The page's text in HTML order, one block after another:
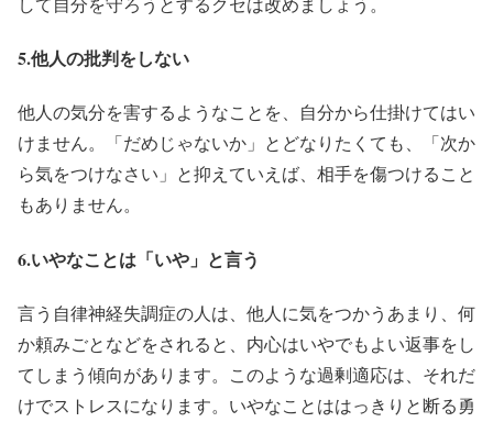
5.他人の批判をしない
他人の気分を害するようなことを、自分から仕掛けてはい
けません。「だめじゃないか」とどなりたくても、「次か
ら気をつけなさい」と抑えていえば、相手を傷つけること
もありません。
6.いやなことは「いや」と言う
言う自律神経失調症の人は、他人に気をつかうあまり、何
か頼みごとなどをされると、内心はいやでもよい返事をし
てしまう傾向があります。このような過剰適応は、それだ
けでストレスになります。いやなことははっきりと断る勇